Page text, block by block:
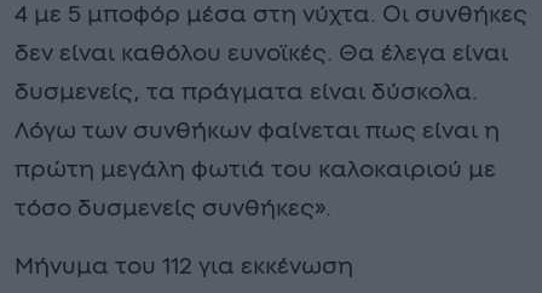
4 με 5 μποφόρ μέσα στη νύχτα. Οι συνθήκες
δεν είναι καθόλου ευνοϊκές. Θα έλεγα είναι
δυσμενείς, τα πράγματα είναι δύσκολα.
Λόγω των συνθήκων φαίνεται πως είναι η
πρώτη μεγάλη φωτιά του καλοκαιριού με
τόσο δυσμενείς συνθήκες».
Μήνυμα του 112 για εκκένωση